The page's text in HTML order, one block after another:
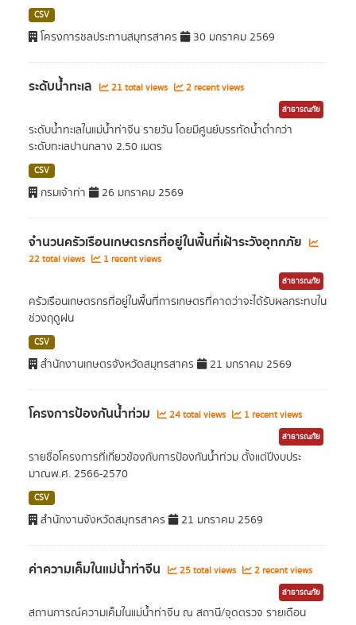
CSV
โครงการชลประทานสมุทรสาคร 30 มกราคม 2569
ระดับน้ำทะเล 21 total views 2 recent views
สาธารณภัย
ระดับน้ำทะเลในแม่น้ำท่าจีน รายวัน โดยมีศูนย์บรรทัดน้ำต่ำกว่า
ระดับทะเลปานกลาง 2.50 เมตร
CSV
กรมเจ้าท่า 26 มกราคม 2569
จำนวนครัวเรือนเกษตรกรที่อยู่ในพื้นที่เฝ้าระวังอุทกภัย
22 total views 1 recent views
สาธารณภัย
ครัวเรือนเกษตรกรที่อยู่ในพื้นที่การเกษตรที่คาดว่าจะได้รับผลกระทบใน
ช่วงฤดูฝน
CSV
สำนักงานเกษตรจังหวัดสมุทรสาคร 21 มกราคม 2569
โครงการป้องกันน้ำท่วม 24 total views 1 recent views
สาธารณภัย
รายชื่อโครงการที่เกี่ยวข้องกับการป้องกันน้ำท่วม ตั้งแต่ปีงบประ
มาณพ.ศ. 2566-2570
CSV
สำนักงานจังหวัดสมุทรสาคร 21 มกราคม 2569
ค่าความเค็มในแม่น้ำท่าจีน 25 total views 2 recent views
สาธารณภัย
สถานการณ์ความเค็มในแม่น้ำท่าจีน ณ สถานี/จุดตรวจ รายเดือน